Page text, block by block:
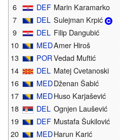
6 DEF Marin Karamarko
7 DEL Sulejman Krpić
9 DEL Filip Dangubić
10 MEDAmer Hiroš
13 PORVedad Muftić
14 DEL Matej Cvetanoski
16 MEDDženan Šabić
17 MEDHuso Karjašević
18 DEL Ognjen Laušević
19 DEF Mustafa Šukilović
20 MEDHarun Karić